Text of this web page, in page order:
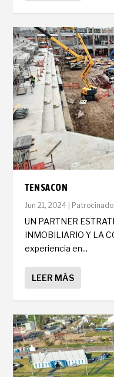
TENSACON
Jun 21, 2024
UN PARTNER
INMOBILIARIO Y LA
experiencia en...
LEER MÁS